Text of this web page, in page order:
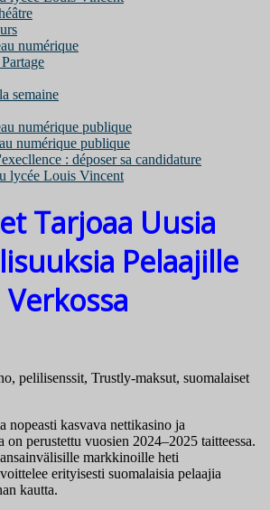
numérique
semaine
numérique publique
numérique publique
: déposer sa candidature
lycée Louis Vincent
Tarjoaa Uusia
Pelaajille
Verkossa
nopeasti kasvava nettikasino ja
perustettu vuosien 2024–2025 taitteessa.
markkinoille heti
erityisesti suomalaisia pelaajia
kautta.